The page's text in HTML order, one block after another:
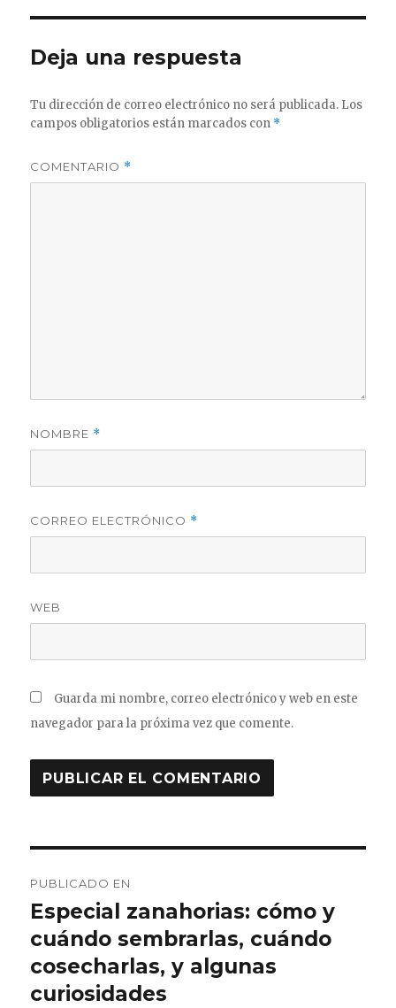
Deja una respuesta
Tu dirección de correo electrónico no será publicada. Los
campos obligatorios están marcados con *
COMENTARIO *
NOMBRE *
CORREO ELECTRÓNICO *
WEB
Guarda mi nombre, correo electrónico y web en este
navegador para la próxima vez que comente.
de
entradas
PUBLICADO EN
Especial zanahorias: cómo y
cuándo sembrarlas, cuándo
cosecharlas, y algunas
curiosidades